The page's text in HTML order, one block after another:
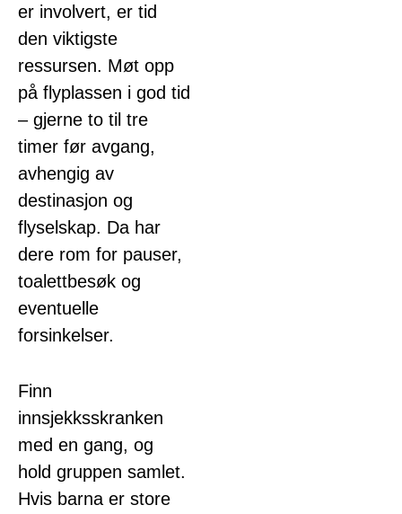
er involvert, er tid
den viktigste
ressursen. Møt opp
på flyplassen i god tid
– gjerne to til tre
timer før avgang,
avhengig av
destinasjon og
flyselskap. Da har
dere rom for pauser,
toalettbesøk og
eventuelle
forsinkelser.
Finn
innsjekksskranken
med en gang, og
hold gruppen samlet.
Hvis barna er store